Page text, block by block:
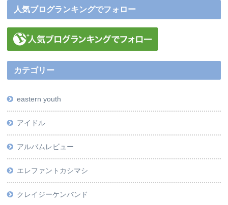
人気ブログランキングでフォロー
カテゴリー
eastern youth
アイドル
アルバムレビュー
エレファントカシマシ
クレイジーケンバンド